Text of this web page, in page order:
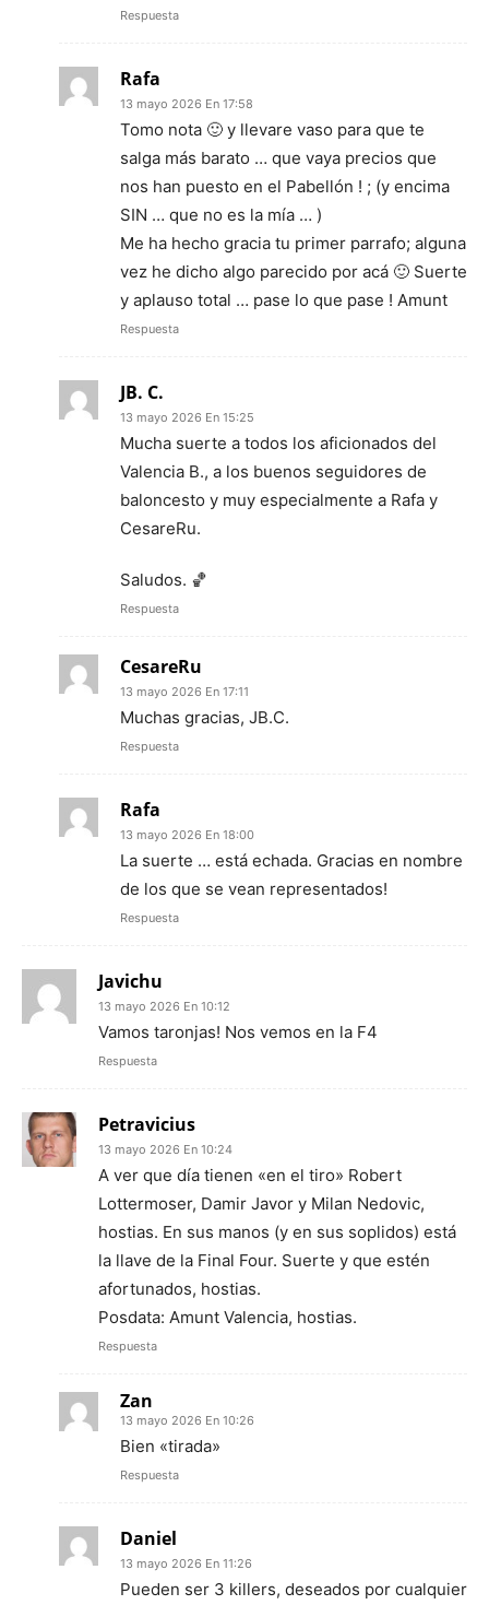
Respuesta
Rafa
13 mayo 2026 En 17:58
Tomo nota 🙂 y llevare vaso para que te
salga más barato … que vaya precios que
nos han puesto en el Pabellón ! ; (y encima
SIN … que no es la mía … )
Me ha hecho gracia tu primer parrafo; alguna
vez he dicho algo parecido por acá 🙂 Suerte
y aplauso total … pase lo que pase ! Amunt
Respuesta
JB. C.
13 mayo 2026 En 15:25
Mucha suerte a todos los aficionados del
Valencia B., a los buenos seguidores de
baloncesto y muy especialmente a Rafa y
CesareRu.
Saludos. 🏀
Respuesta
CesareRu
13 mayo 2026 En 17:11
Muchas gracias, JB.C.
Respuesta
Rafa
13 mayo 2026 En 18:00
La suerte … está echada. Gracias en nombre
de los que se vean representados!
Respuesta
Javichu
13 mayo 2026 En 10:12
Vamos taronjas! Nos vemos en la F4
Respuesta
Petravicius
13 mayo 2026 En 10:24
A ver que día tienen «en el tiro» Robert
Lottermoser, Damir Javor y Milan Nedovic,
hostias. En sus manos (y en sus soplidos) está
la llave de la Final Four. Suerte y que estén
afortunados, hostias.
Posdata: Amunt Valencia, hostias.
Respuesta
Zan
13 mayo 2026 En 10:26
Bien «tirada»
Respuesta
Daniel
13 mayo 2026 En 11:26
Pueden ser 3 killers, deseados por cualquier